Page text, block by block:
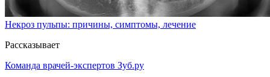
Некроз пульпы: причины, симптомы, лечение
Рассказывает
Команда врачей-экспертов Зуб.ру